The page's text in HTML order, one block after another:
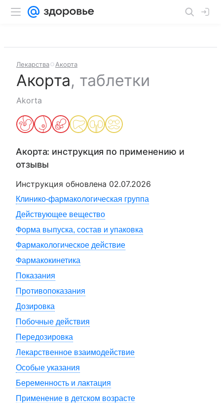
Лекарства Акорта
Акорта, таблетки
Akorta
Акорта: инструкция по применению и
отзывы
Инструкция обновлена 02.07.2026
Клинико-фармакологическая группа
Действующее вещество
Форма выпуска, состав и упаковка
Фармакологическое действие
Фармакокинетика
Показания
Противопоказания
Дозировка
Побочные действия
Передозировка
Лекарственное взаимодействие
Особые указания
Беременность и лактация
Применение в детском возрасте